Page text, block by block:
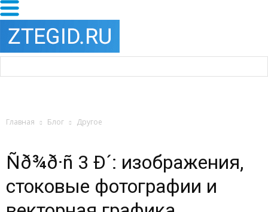
Главная Блог Другое
Ñð¾ð·ñ 3 Ð´: изображения,
стоковые фотографии и